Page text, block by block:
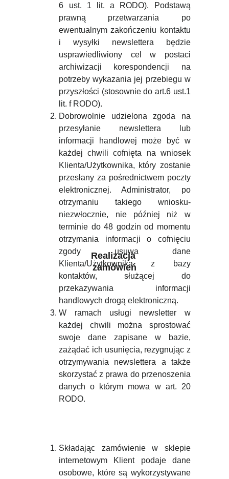
6 ust. 1 lit. a RODO). Podstawą
prawną przetwarzania po
ewentualnym zakończeniu kontaktu
i wysyłki newslettera będzie
usprawiedliwiony cel w postaci
archiwizacji korespondencji na
potrzeby wykazania jej przebiegu w
przyszłości (stosownie do art.6 ust.1
lit. f RODO).
Dobrowolnie udzielona zgoda na
przesyłanie newslettera lub
informacji handlowej może być w
każdej chwili cofnięta na wniosek
Klienta/Użytkownika, który zostanie
przesłany za pośrednictwem poczty
elektronicznej. Administrator, po
otrzymaniu takiego wniosku-
niezwłocznie, nie później niż w
terminie do 48 godzin od momentu
otrzymania informacji o cofnięciu
zgody usuwa dane
Klienta/Użytkownika z bazy
kontaktów, służącej do
przekazywania informacji
handlowych drogą elektroniczną.
W ramach usługi newsletter w
każdej chwili można sprostować
swoje dane zapisane w bazie,
zażądać ich usunięcia, rezygnując z
otrzymywania newslettera a także
skorzystać z prawa do przenoszenia
danych o którym mowa w art. 20
RODO.
Realizacja
zamówień
Składając zamówienie w sklepie
internetowym Klient podaje dane
osobowe, które są wykorzystywane